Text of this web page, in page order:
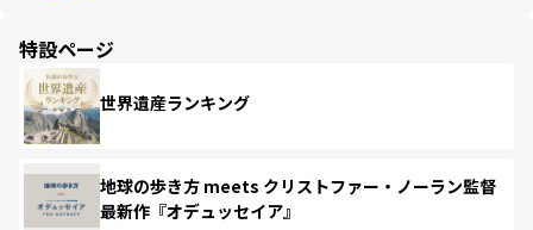
特設ページ
世界遺産ランキング
地球の歩き方 meets クリストファー・ノーラン監督
最新作『オデュッセイア』